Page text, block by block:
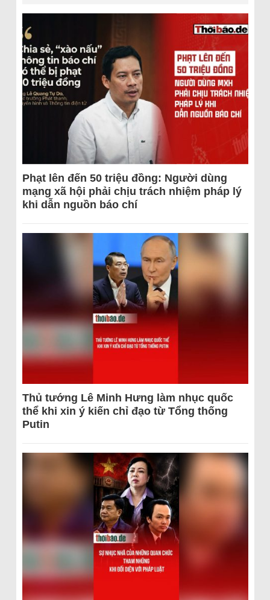
Phạt lên đến 50 triệu đồng: Người dùng
mạng xã hội phải chịu trách nhiệm pháp lý
khi dẫn nguồn báo chí
Thủ tướng Lê Minh Hưng làm nhục quốc
thể khi xin ý kiến chỉ đạo từ Tổng thống
Putin